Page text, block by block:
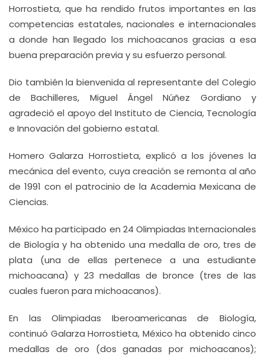
Horrostieta, que ha rendido frutos importantes en las
competencias estatales, nacionales e internacionales
a donde han llegado los michoacanos gracias a esa
buena preparación previa y su esfuerzo personal.
Dio también la bienvenida al representante del Colegio
de Bachilleres, Miguel Ángel Núñez Gordiano y
agradeció el apoyo del Instituto de Ciencia, Tecnología
e Innovación del gobierno estatal.
Homero Galarza Horrostieta, explicó a los jóvenes la
mecánica del evento, cuya creación se remonta al año
de 1991 con el patrocinio de la Academia Mexicana de
Ciencias.
México ha participado en 24 Olimpiadas Internacionales
de Biología y ha obtenido una medalla de oro, tres de
plata (una de ellas pertenece a una estudiante
michoacana) y 23 medallas de bronce (tres de las
cuales fueron para michoacanos).
En las Olimpiadas Iberoamericanas de Biología,
continuó Galarza Horrostieta, México ha obtenido cinco
medallas de oro (dos ganadas por michoacanos);